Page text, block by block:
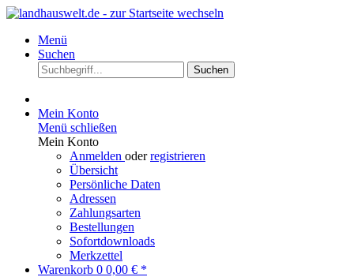
Menü
Suchen
Suchen
Mein Konto
Menü schließen
Mein Konto
Anmelden oderregistrieren
Übersicht
Persönliche Daten
Adressen
Zahlungsarten
Bestellungen
Sofortdownloads
Merkzettel
Warenkorb 0 0,00 € *